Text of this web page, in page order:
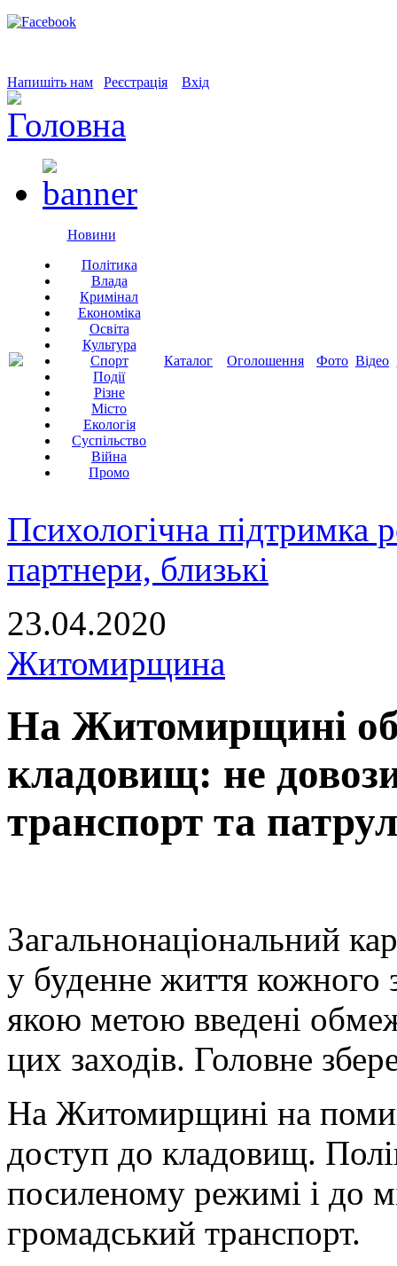
Напишіть нам Реєстрація Вхід
Новини
Політика
Влада
Кримінал
Економіка
Освіта
Культура
Спорт
Події
Різне
Місто
Екологія
Суспільство
Війна
Промо
Каталог Оголошення Фото Відео
Психологічна підтримка
партнери, близькі
23.04.2020
Житомирщина
На Житомирщині
кладовищ: не
транспорт та
Загальнонаціональний
у буденне життя кожного
якою метою введені
цих заходів. Головне
На Житомирщині на
доступ до кладовищ.
посиленому режимі і до
громадський транспорт.